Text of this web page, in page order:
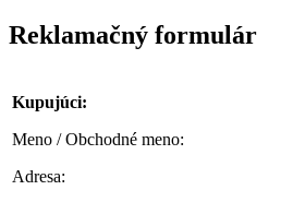
Reklamačný formulár
Kupujúci:
Meno / Obchodné meno:
Adresa: